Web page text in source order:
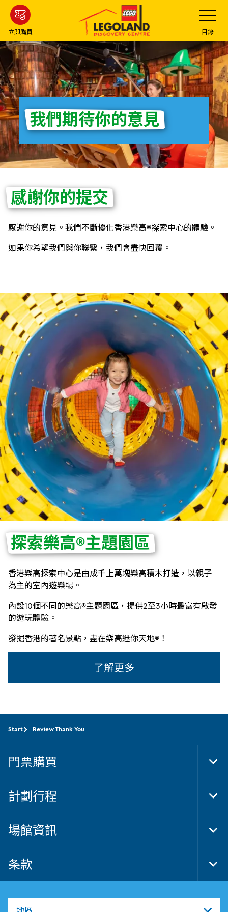
Skip
main
content
立即購買
Toggle
目錄
我們期待你的意見
感謝你的提交
感謝你的意見。我們不斷優化香港樂高®探索中心的體驗。
如果你希望我們與你聯繫，我們會盡快回覆。
探索樂高®主題園區
香港樂高探索中心是由成千上萬塊樂高積木打造，以親子
為主的室內遊樂場。
內設10個不同的樂高®主題園區，提供2至3小時最富有啟發
的遊玩體驗。
發掘香港的著名景點，盡在樂高迷你天地®！
了解更多
Start Review Thank You
門票購買
計劃行程
場館資訊
条款